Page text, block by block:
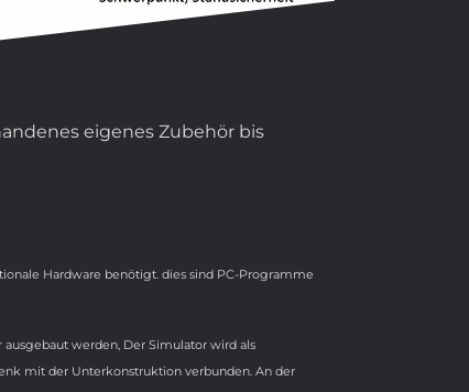
eigenes Zubehör bis
Hardware benötigt. dies sind PC-Programme
werden, Der Simulator wird als
mit der Unterkonstruktion verbunden. An der